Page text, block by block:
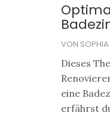
VON SOPHIA
Dieses
eine
erfährst